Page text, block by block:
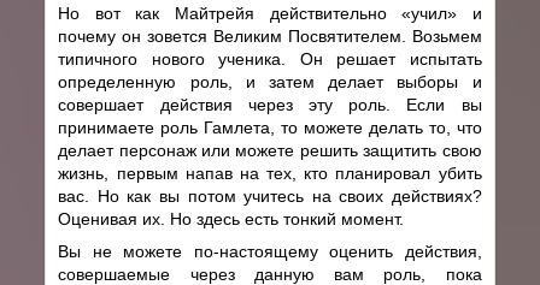
Но вот как Майтрейя действительно «учил» и
почему он зовется Великим Посвятителем. Возьмем
типичного нового ученика. Он решает испытать
определенную роль, и затем делает выборы и
совершает действия через эту роль. Если вы
принимаете роль Гамлета, то можете делать то, что
делает персонаж или можете решить защитить свою
жизнь, первым напав на тех, кто планировал убить
вас. Но как вы потом учитесь на своих действиях?
Оценивая их. Но здесь есть тонкий момент.
Вы не можете по-настоящему оценить действия,
совершаемые через данную вам роль, пока